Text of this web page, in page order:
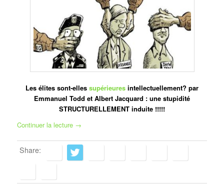
Les élites sont-elles supérieures intellectuellement? par
Emmanuel Todd et Albert Jacquard : une stupidité
STRUCTURELLEMENT induite !!!!!
Continuer la lecture →
Share: